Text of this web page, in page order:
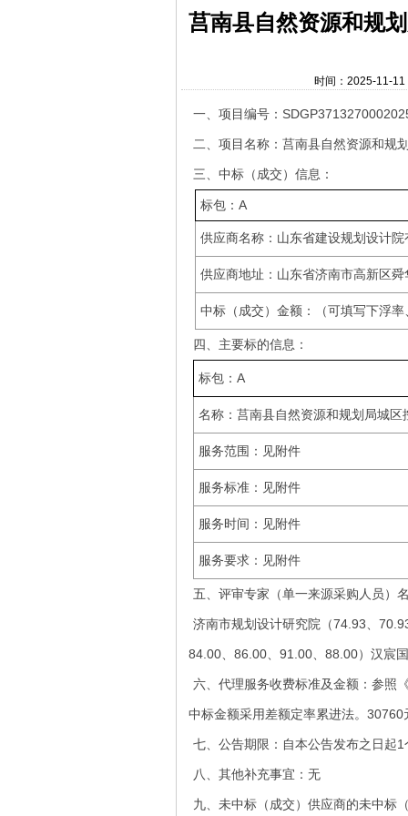
莒南县自然资源和规
时间：2025-11-
一、项目编号：
二、项目名称：莒南县自然资源和规
三、中标（成交）信息：
标包： A
供应商名称：山东省建设规划设计院
供应商地址：山东省济南市高新区舜
中标（成交）金额：（可填写下浮
四、主要标的信息：
标包： A
名称： 莒南县自然资源和规划局城
服务范围：见附件
服务标准：见附件
服务时间：见附件
服务要求：见附件
五、 评审专家（单一来源采购人员）
济南市规划设计研究院（74.93、
84.00、 86.00、 91.00、 88.00）汉宸
六、 代理服务收费标准及金额：参照
中标金额采用差额定率累进法。 30760
七、公告期限 ： 自本公告发布之日起1
八、 其他补充事宜：无
九、未中标（成交）供应商的未中标